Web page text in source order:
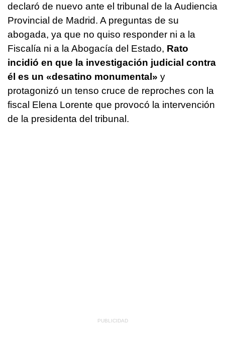
declaró de nuevo ante el tribunal de la Audiencia
Provincial de Madrid. A preguntas de su
abogada, ya que no quiso responder ni a la
Fiscalía ni a la Abogacía del Estado, Rato
incidió en que la investigación judicial contra
él es un «desatino monumental» y
protagonizó un tenso cruce de reproches con la
fiscal Elena Lorente que provocó la intervención
de la presidenta del tribunal.